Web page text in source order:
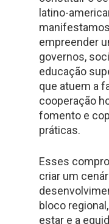
latino-
empreender
governos,
educação
que atuem a
cooperação
fomento e
práticas.
Esses
criar um
bloco
estar e a